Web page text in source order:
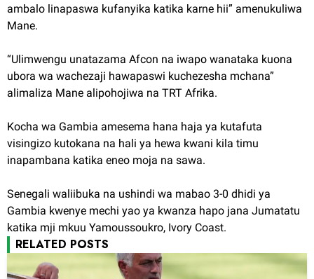
ambalo linapaswa kufanyika katika karne hii” amenukuliwa
Mane.
“Ulimwengu unatazama Afcon na iwapo wanataka kuona
ubora wa wachezaji hawapaswi kuchezesha mchana”
alimaliza Mane alipohojiwa na TRT Afrika.
Kocha wa Gambia amesema hana haja ya kutafuta
visingizo kutokana na hali ya hewa kwani kila timu
inapambana katika eneo moja na sawa.
Senegali waliibuka na ushindi wa mabao 3-0 dhidi ya
Gambia kwenye mechi yao ya kwanza hapo jana Jumatatu
katika mji mkuu Yamoussoukro, Ivory Coast.
RELATED POSTS